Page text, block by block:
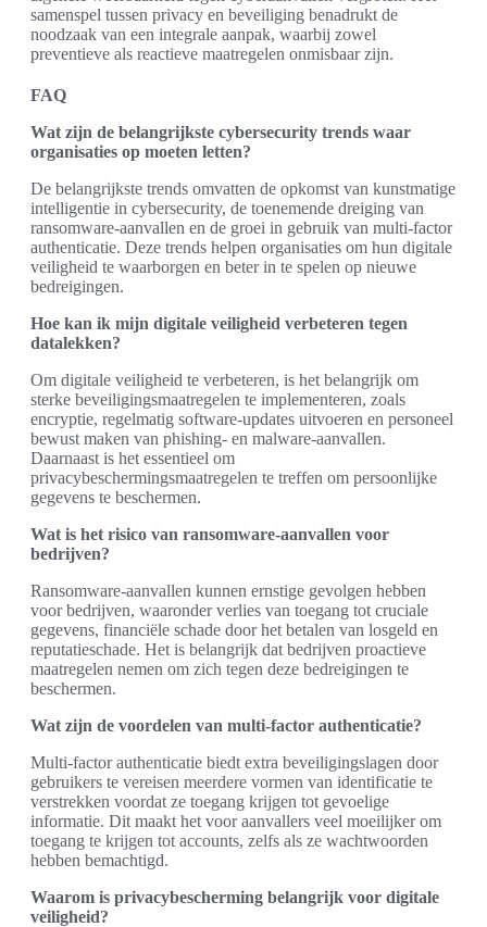
samenspel tussen privacy en beveiliging benadrukt de
noodzaak van een integrale aanpak, waarbij zowel
preventieve als reactieve maatregelen onmisbaar zijn.
FAQ
Wat zijn de belangrijkste cybersecurity trends waar
organisaties op moeten letten?
De belangrijkste trends omvatten de opkomst van kunstmatige
intelligentie in cybersecurity, de toenemende dreiging van
ransomware-aanvallen en de groei in gebruik van multi-factor
authenticatie. Deze trends helpen organisaties om hun digitale
veiligheid te waarborgen en beter in te spelen op nieuwe
bedreigingen.
Hoe kan ik mijn digitale veiligheid verbeteren tegen
datalekken?
Om digitale veiligheid te verbeteren, is het belangrijk om
sterke beveiligingsmaatregelen te implementeren, zoals
encryptie, regelmatig software-updates uitvoeren en personeel
bewust maken van phishing- en malware-aanvallen.
Daarnaast is het essentieel om
privacybeschermingsmaatregelen te treffen om persoonlijke
gegevens te beschermen.
Wat is het risico van ransomware-aanvallen voor
bedrijven?
Ransomware-aanvallen kunnen ernstige gevolgen hebben
voor bedrijven, waaronder verlies van toegang tot cruciale
gegevens, financiële schade door het betalen van losgeld en
reputatieschade. Het is belangrijk dat bedrijven proactieve
maatregelen nemen om zich tegen deze bedreigingen te
beschermen.
Wat zijn de voordelen van multi-factor authenticatie?
Multi-factor authenticatie biedt extra beveiligingslagen door
gebruikers te vereisen meerdere vormen van identificatie te
verstrekken voordat ze toegang krijgen tot gevoelige
informatie. Dit maakt het voor aanvallers veel moeilijker om
toegang te krijgen tot accounts, zelfs als ze wachtwoorden
hebben bemachtigd.
Waarom is privacybescherming belangrijk voor digitale
veiligheid?